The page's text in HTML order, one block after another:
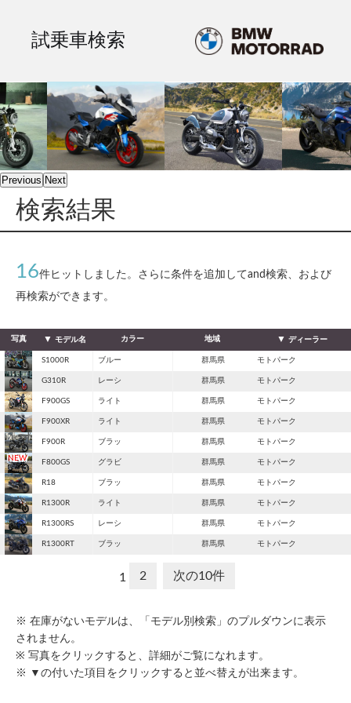
試乗車検索
Previous Next
検索結果
16件ヒットしました。さらに条件を追加してand検索、および
再検索ができます。
写真 モデル名 カラー 地域 ディーラー
S1000R ブルー 群馬県 モトパーク
G310R レーシ 群馬県 モトパーク
F900GS ライト 群馬県 モトパーク
F900XR ライト 群馬県 モトパーク
F900R ブラッ 群馬県 モトパーク
F800GS グラビ 群馬県 モトパーク
R18 ブラッ 群馬県 モトパーク
R1300R ライト 群馬県 モトパーク
R1300RS レーシ 群馬県 モトパーク
R1300RT ブラッ 群馬県 モトパーク
1 2 次の10件
※ 在庫がないモデルは、「モデル別検索」のプルダウンに表示
されません。
※ 写真をクリックすると、詳細がご覧になれます。
※ ▼の付いた項目をクリックすると並べ替えが出来ます。